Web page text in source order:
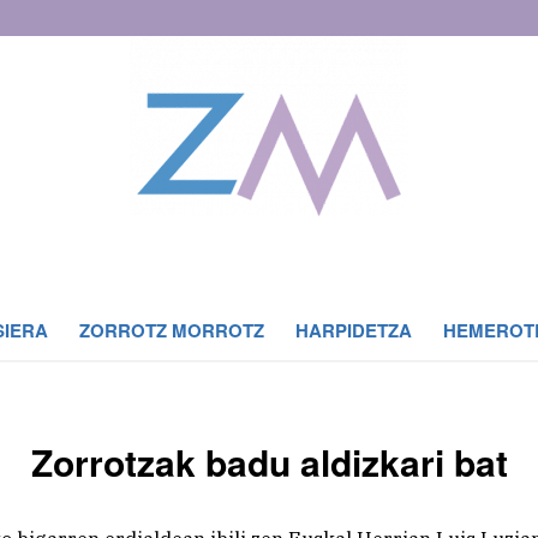
ZORROTZ MORROTZ HARPIDETZA
Zorrotzak badu aldizkari bat